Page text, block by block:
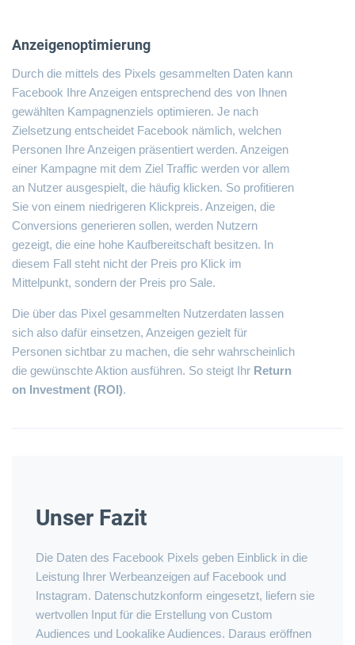
Anzeigenoptimierung
Durch die mittels des Pixels gesammelten Daten kann
Facebook Ihre Anzeigen entsprechend des von Ihnen
gewählten Kampagnenziels optimieren. Je nach
Zielsetzung entscheidet Facebook nämlich, welchen
Personen Ihre Anzeigen präsentiert werden. Anzeigen
einer Kampagne mit dem Ziel Traffic werden vor allem
an Nutzer ausgespielt, die häufig klicken. So profitieren
Sie von einem niedrigeren Klickpreis. Anzeigen, die
Conversions generieren sollen, werden Nutzern
gezeigt, die eine hohe Kaufbereitschaft besitzen. In
diesem Fall steht nicht der Preis pro Klick im
Mittelpunkt, sondern der Preis pro Sale.
Die über das Pixel gesammelten Nutzerdaten lassen
sich also dafür einsetzen, Anzeigen gezielt für
Personen sichtbar zu machen, die sehr wahrscheinlich
die gewünschte Aktion ausführen. So steigt Ihr Return
on Investment (ROI).
Unser Fazit
Die Daten des Facebook Pixels geben Einblick in die
Leistung Ihrer Werbeanzeigen auf Facebook und
Instagram. Datenschutzkonform eingesetzt, liefern sie
wertvollen Input für die Erstellung von Custom
Audiences und Lookalike Audiences. Daraus eröffnen